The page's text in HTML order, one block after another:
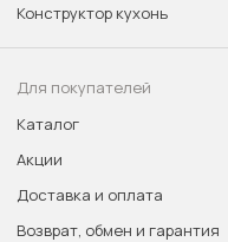
Конструктор кухонь
Для покупателей
Каталог
Акции
Доставка и оплата
Возврат, обмен и гарантия